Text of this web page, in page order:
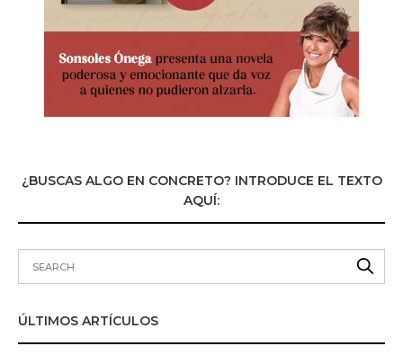
¿BUSCAS ALGO EN CONCRETO? INTRODUCE EL TEXTO
AQUÍ:
ÚLTIMOS ARTÍCULOS